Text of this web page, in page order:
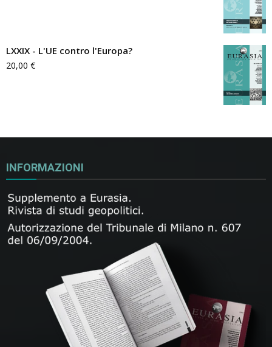
LXXIX - L'UE contro l'Europa?
20,00 €
INFORMAZIONI